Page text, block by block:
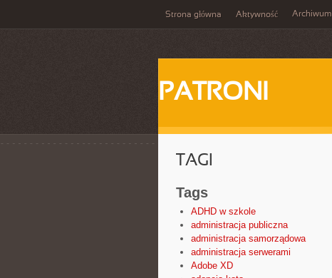
Strona główna Aktywność Archiwum
PATRONI
TAGI
Tags
ADHD w szkole
administracja publiczna
administracja samorządowa
administracja serwerami
Adobe XD